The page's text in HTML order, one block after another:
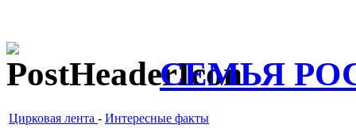
СЕМЬЯ
Цирковая лента - Интересные факты